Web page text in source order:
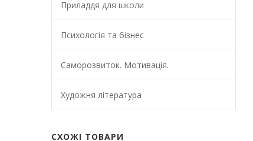
Приладдя для школи
Психологія та бізнес
Саморозвиток. Мотивація.
Художня література
СХОЖІ ТОВАРИ